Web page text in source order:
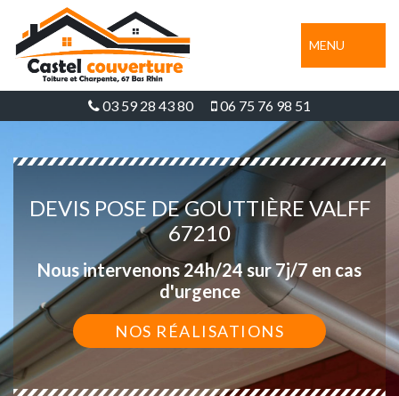
MENU
03 59 28 43 80 06 75 76 98 51
DEVIS POSE DE GOUTTIÈRE VALFF
67210
Nous intervenons 24h/24 sur 7j/7 en cas
d'urgence
NOS RÉALISATIONS